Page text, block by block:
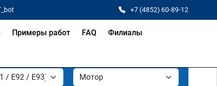
+7 (4852) 60-89-12
Примеры работ FAQ Филиалы